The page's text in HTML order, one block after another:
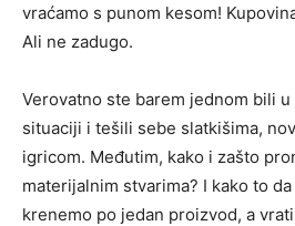
vraćamo s punom kesom!
Ali ne zadugo.
Verovatno ste barem jednom bili
situaciji i tešili sebe slatkišima,
igricom. Međutim, kako i zašto
materijalnim stvarima? I kako to
krenemo po jedan proizvod, a